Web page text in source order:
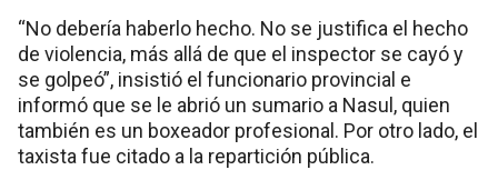
“No debería haberlo hecho. No se justifica el hecho
de violencia, más allá de que el inspector se cayó y
se golpeó”, insistió el funcionario provincial e
informó que se le abrió un sumario a Nasul, quien
también es un boxeador profesional. Por otro lado, el
taxista fue citado a la repartición pública.